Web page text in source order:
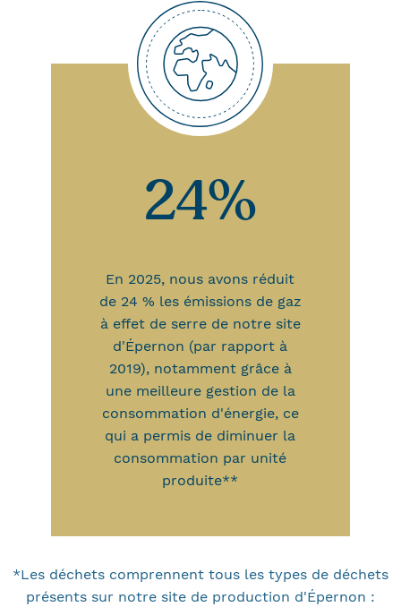
24%
En 2025, nous avons réduit
de 24 % les émissions de gaz
à effet de serre de notre site
d'Épernon (par rapport à
2019), notamment grâce à
une meilleure gestion de la
consommation d'énergie, ce
qui a permis de diminuer la
consommation par unité
produite**
*Les déchets comprennent tous les types de déchets
présents sur notre site de production d'Épernon :